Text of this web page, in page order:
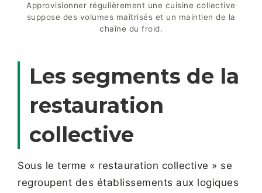
Approvisionner régulièrement une cuisine collective
suppose des volumes maîtrisés et un maintien de la
chaîne du froid.
Les segments de la
restauration
collective
Sous le terme « restauration collective » se
regroupent des établissements aux logiques